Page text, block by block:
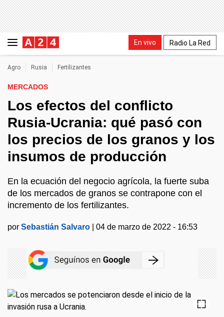
En vivo Radio La Red
Agro Rusia Fertilizantes
MERCADOS
Los efectos del conflicto
Rusia-Ucrania: qué pasó con
los precios de los granos y los
insumos de producción
En la ecuación del negocio agrícola, la fuerte suba
de los mercados de granos se contrapone con el
incremento de los fertilizantes.
por Sebastián Salvaro 04 de marzo de 2022 - 16:53